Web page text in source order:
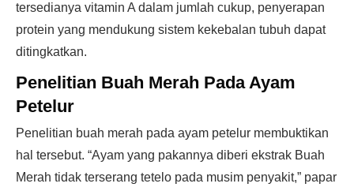
tersedianya vitamin A dalam jumlah cukup, penyerapan
protein yang mendukung sistem kekebalan tubuh dapat
ditingkatkan.
Penelitian Buah Merah Pada Ayam
Petelur
Penelitian buah merah pada ayam petelur membuktikan
hal tersebut. “Ayam yang pakannya diberi ekstrak Buah
Merah tidak terserang tetelo pada musim penyakit,” papar